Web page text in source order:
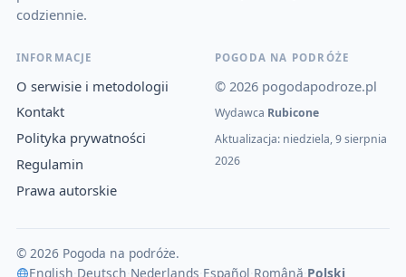
codziennie.
INFORMACJE
O serwisie i metodologii
Kontakt
Polityka prywatności
Regulamin
Prawa autorskie
POGODA NA PODRÓŻE
© 2026 pogodapodroze.pl
Wydawca Rubicone
Aktualizacja: niedziela, 9 sierpnia
2026
© 2026 Pogoda na podróże.
English Deutsch Nederlands Español Română Polski